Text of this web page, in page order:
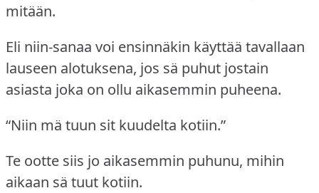
mitään.
Eli niin-sanaa voi ensinnäkin käyttää tavallaan
lauseen alotuksena, jos sä puhut jostain
asiasta joka on ollu aikasemmin puheena.
“Niin mä tuun sit kuudelta kotiin.”
Te ootte siis jo aikasemmin puhunu, mihin
aikaan sä tuut kotiin.